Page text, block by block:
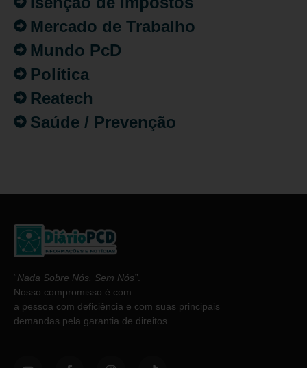
Mercado de Trabalho
Mundo PcD
Política
Reatech
Saúde / Prevenção
“Nada Sobre Nós. Sem Nós”
Nosso compromisso é com
a pessoa com deficiência e com suas principais
demandas pela garantia de direitos.